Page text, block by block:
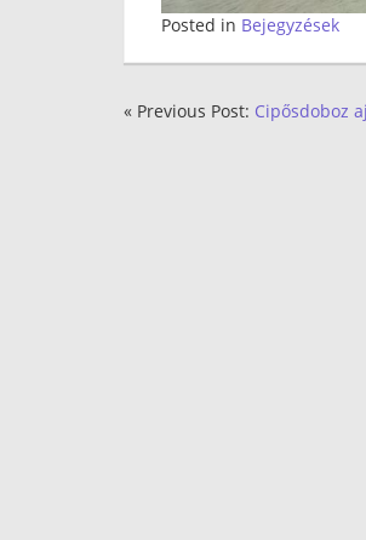
Posted in Bejegyzések
« Previous Post: Cipősdoboz